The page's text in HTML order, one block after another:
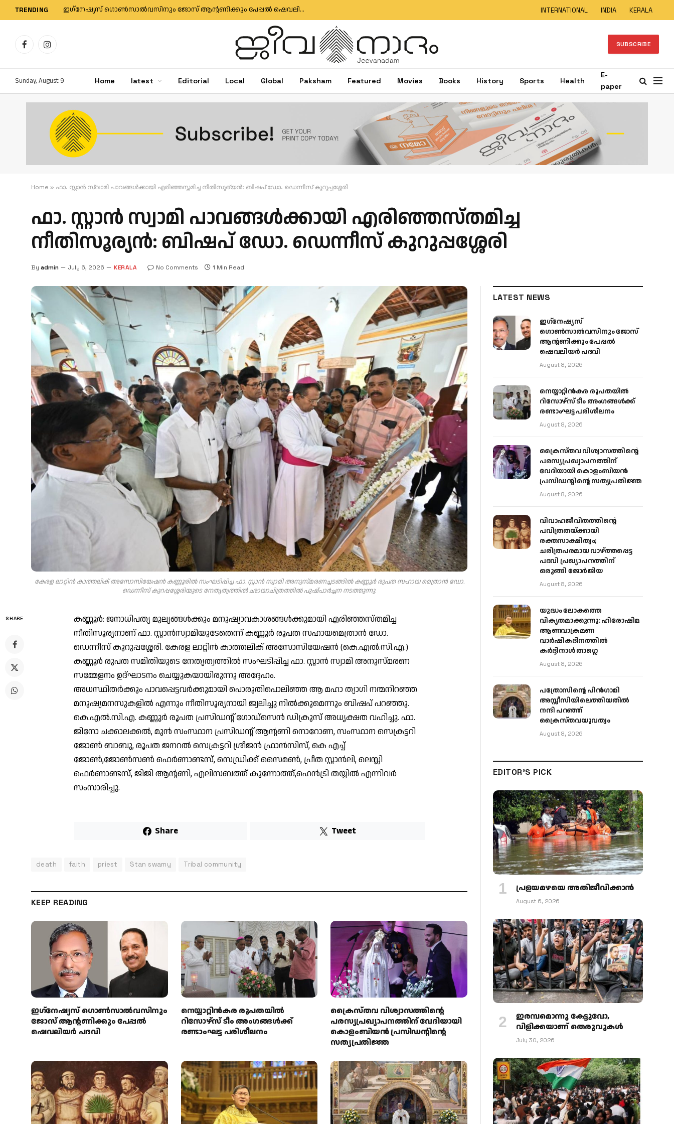
TRENDING ഇഗ്‌നേഷ്യസ് ഗൊൺസാൽവസിനും ജോസ് ആന്റണിക്കും പേപ്പൽ ഷെവലിയർ പദവി INTERNATIONAL INDIA KERALA
FacebookInstagram SUBSCRIBE
Sunday, August 9 Home latest Editorial Local Global Paksham Featured Movies Books History Sports Health
E-
paper
Home » ഫാ. സ്റ്റാൻ സ്വാമി പാവങ്ങൾക്കായി എരിഞ്ഞസ്തമിച്ച നീതിസൂര്യൻ: ബിഷപ് ഡോ. ഡെന്നീസ് കുറുപ്പശ്ശേരി
ഫാ. സ്റ്റാൻ സ്വാമി പാവങ്ങൾക്കായി എരിഞ്ഞസ്തമിച്ച
നീതിസൂര്യൻ: ബിഷപ് ഡോ. ഡെന്നീസ് കുറുപ്പശ്ശേരി
By admin July 6, 2026 KERALA No Comments 1 Min Read
കേരള ലാറ്റിൻ കാത്തലിക് അസോസിയേഷൻ കണ്ണൂരിൽ സംഘടിപ്പിച്ച ഫാ. സ്റ്റാൻ സ്വാമി അനുസ്മരണച്ചടങ്ങിൽ കണ്ണൂർ രുപത സഹായ മെത്രാൻ ഡോ.
ഡെന്നീസ് കുറപ്പശ്ശേരിയുടെ നേതൃത്വത്തിൽ ഛായാചിത്രത്തിൽ പുഷ്പാർച്ചന നടത്തുന്നു.
SHARE
കണ്ണൂർ: ജനാധിപത്യ മുലൃങ്ങൾക്കും മനുഷ്യാവകാശങ്ങൾക്കുമായി എരിഞ്ഞസ്തമിച്ച
നീതിസൂര്യനാണ് ഫാ. സ്റ്റാൻസ്വാമിയുടേതെന്ന് കണ്ണൂർ രൂപത സഹായമെത്രാൻ ഡോ.
ഡെന്നീസ് കുറുപ്പശ്ശേരി. കേരള ലാറ്റിൻ കാത്തലിക് അസോസിയേഷൻ (കെ.എൽ.സി.എ.)
കണ്ണൂർ രുപത സമിതിയുടെ നേതൃത്വത്തിൽ സംഘടിപ്പിച്ച ഫാ. സ്റ്റാൻ സ്വാമി അനുസ്മരണ
സമ്മേളനം ഉദ്ഘാടനം ചെയ്യുകയായിരുന്നു അദ്ദേഹം.
അധസ്ഥിതർക്കും പാവപ്പെട്ടവർക്കുമായി പൊരുതിപൊലിഞ്ഞ ആ മഹാ ത്യാഗി നന്മനിറഞ്ഞ
മനുഷ്യമനസുകളിൽ എന്നും നീതിസൂര്യനായി ജ്വലിച്ചു നിൽക്കുമെന്നും ബിഷപ് പറഞ്ഞു.
കെ.എൽ.സി.എ. കണ്ണൂർ രൂപത പ്രസിഡൻ്റ് ഗോഡ്സെൻ ഡിക്രുസ് അധൃക്ഷത വഹിച്ചു. ഫാ.
ജിനോ ചക്കാലക്കൽ, മുൻ സംസ്ഥാന പ്രസിഡൻ്റ് ആൻ്റണി നൊറോണ, സംസ്ഥാന സെക്രട്ടറി
ജോൺ ബാബു, രൂപത ജനറൽ സെക്രട്ടറി ശ്രീജൻ ഫ്രാൻസിസ്, കെ എച്ച്
ജോൺ,ജോൺസൺ ഫെർണാണ്ടസ്, സെഡ്രിക്ക് സൈമൺ, പ്രീത സ്റ്റാൻലി, ലെസ്ലി
ഫെർണാണ്ടസ്, ജിജി ആന്റണി, എലിസബത്ത് കുന്നോത്ത്,ഹെൻട്രി തയ്യിൽ എന്നിവർ
സംസാരിച്ചു.
Share Tweet
death faith priest Stan swamy Tribal community
KEEP READING
ഇഗ്‌നേഷ്യസ് ഗൊൺസാൽവസിനും
ജോസ് ആന്റണിക്കും പേപ്പൽ
ഷെവലിയർ പദവി
നെയ്യാറ്റിൻകര രൂപതയിൽ
റിസോഴ്സ് ടീം അംഗങ്ങൾക്ക്
രണ്ടാംഘട്ട പരിശീലനം
ക്രൈസ്തവ വിശ്വാസത്തിന്റെ
പരസ്യപ്രഖ്യാപനത്തിന് വേദിയായി
കൊളംബിയൻ പ്രസിഡന്റിന്റെ
സത്യപ്രതിജ്ഞ
LATEST NEWS
ഇഗ്‌നേഷ്യസ്
ഗൊൺസാൽവസിനും ജോസ്
ആന്റണിക്കും പേപ്പൽ
ഷെവലിയർ പദവി
August 8, 2026
നെയ്യാറ്റിൻകര രൂപതയിൽ
റിസോഴ്സ് ടീം അംഗങ്ങൾക്ക്
രണ്ടാംഘട്ട പരിശീലനം
August 8, 2026
ക്രൈസ്തവ വിശ്വാസത്തിന്റെ
പരസ്യപ്രഖ്യാപനത്തിന്
വേദിയായി കൊളംബിയൻ
പ്രസിഡന്റിന്റെ സത്യപ്രതിജ്ഞ
August 8, 2026
വിവാഹജീവിതത്തിന്റെ
പവിത്രതയ്ക്കായി
രക്തസാക്ഷിത്വം;
ചരിത്രപരമായ വാഴ്ത്തപ്പെട്ട
പദവി പ്രഖ്യാപനത്തിന്
ഒരുങ്ങി ജോര്‍ജിയ
August 8, 2026
യുദ്ധം ലോകത്തെ
വികൃതമാക്കുന്നു: ഹിരോഷിമ
ആണവാക്രമണ
വാർഷികദിനത്തിൽ
കർദ്ദിനാൾ താഗ്ലെ
August 8, 2026
പത്രോസിന്റെ പിൻഗാമി
അസ്സീസിയിലെത്തിയതിൽ
നന്ദി പറഞ്ഞ്
ക്രൈസ്തവയുവത്വം
August 8, 2026
EDITOR'S PICK
പ്രളയമഴയെ അതിജീവിക്കാന്‍
August 6, 2026
ഇരമ്പമൊന്നു കേട്ടുവോ,
വിളിക്കയാണ് തെരുവുകള്‍
July 30, 2026